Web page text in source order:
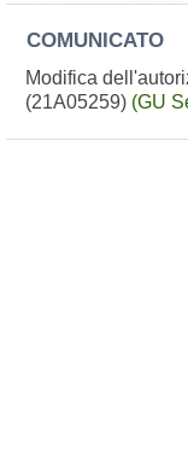
COMUNICATO
Modifica
(21A05259) (GU